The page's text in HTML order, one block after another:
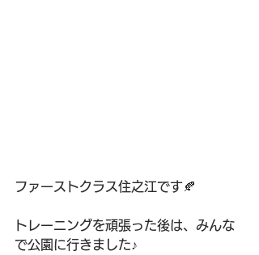
ファーストクラス住之江です🍂
トレーニングを頑張った後は、みんな
で公園に行きました♪